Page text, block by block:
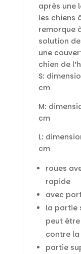
après une
les chiens
remorque
solution
une
chien de
S:
cm
M:
cm
L:
cm
roues
rapide
avec
la partie
peut
contre
partie